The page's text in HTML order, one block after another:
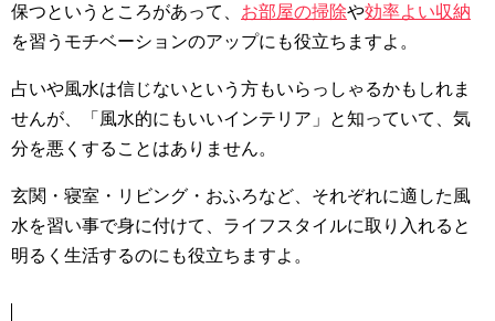
保つというところがあって、 お部屋の掃除や効率よい収納
を習うモチベーションのアップにも役立ちますよ。
占いや風水は信じないという方もいらっしゃるかもしれま
せんが、「風水的にもいいインテリア」と知っていて、気
分を悪くすることはありません。
玄関・寝室・リビング・おふろなど、それぞれに適した風
水を習い事で身に付けて、ライフスタイルに取り入れると
明るく生活するのにも役立ちますよ。